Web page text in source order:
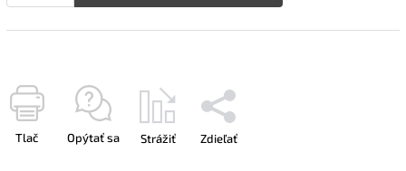
Tlač Opýtať sa Strážiť Zdieľať